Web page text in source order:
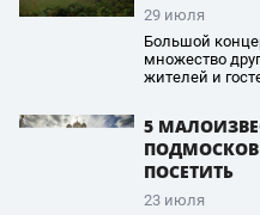
29 июля
Большой
множество
жителей и
5
ПОСЕТИТЬ
23 июля